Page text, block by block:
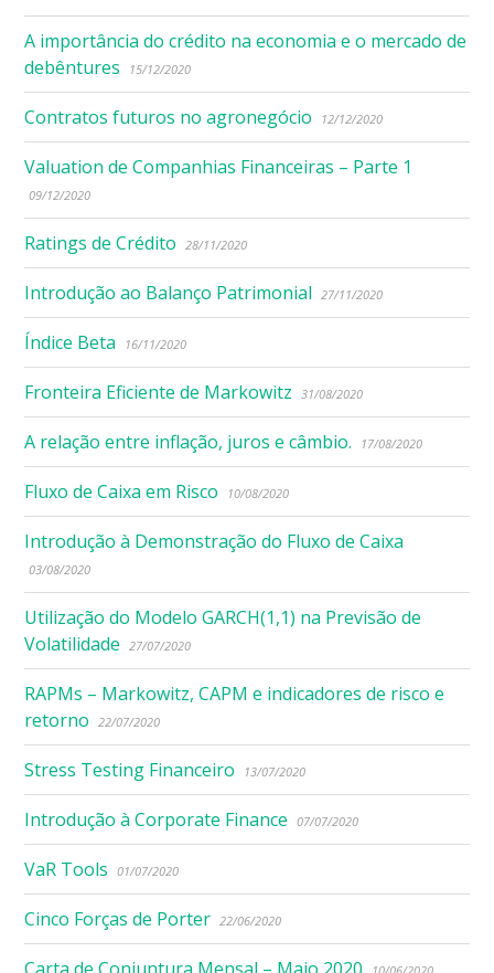
A importância do crédito na economia e o mercado de
debêntures
15/12/2020
Contratos futuros no agronegócio 12/12/2020
Valuation de Companhias Financeiras – Parte 1
09/12/2020
Ratings de Crédito 28/11/2020
Introdução ao Balanço Patrimonial 27/11/2020
Índice Beta 16/11/2020
Fronteira Eficiente de Markowitz 31/08/2020
A relação entre inflação, juros e câmbio. 17/08/2020
Fluxo de Caixa em Risco 10/08/2020
Introdução à Demonstração do Fluxo de Caixa
03/08/2020
Utilização do Modelo GARCH(1,1) na Previsão de
Volatilidade
27/07/2020
RAPMs – Markowitz, CAPM e indicadores de risco e
retorno
22/07/2020
Stress Testing Financeiro 13/07/2020
Introdução à Corporate Finance 07/07/2020
VaR Tools 01/07/2020
Cinco Forças de Porter 22/06/2020
Carta de Conjuntura Mensal – Maio 2020